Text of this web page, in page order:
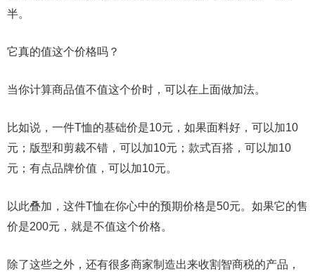
半。
它真的值这个价格吗？
当你计算商品值不值这个价时，可以在上面做加法。
比如说，一件T恤的基础价是10元，如果面料好，可以加10
元；版型和剪裁不错，可以加10元；款式百搭，可以加10
元；有点品牌价值，可以加10元。
以此叠加，这件T恤在你心中的预期价格是50元。如果它的售
价是200元，就是不值这个价格。
除了这些之外，还有很多商家制造出来收割智商税的产品，